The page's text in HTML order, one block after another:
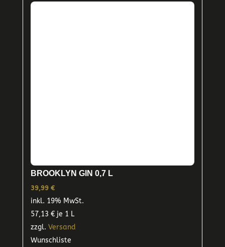
BROOKLYN GIN 0,7 L
39,99 €
inkl. 19% MwSt.
57,13 €je 1 L
zzgl. Versand
Wunschliste